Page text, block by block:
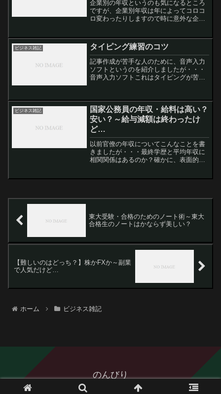
企業別の年収というのも気になるところ
ですが、企業別年収は年によってコロコ
ロ変わったりしますので時に意外な企業
す。スクウェア・エニックスというとフ
ァイナルファンタジー...
ビジネス雑記 タイピング練習のコツ
記事作成が苦手な人のために、音声入力
ソフトというのを紹介しましたが・・・
音声入力ソフトこれはタイピングが苦手
いるわけにはいきません。タイピングも
できた方がいいに決まって...
ビジネス雑記
国家公務員の年収・給料は高い？
安い？～給与減額は終わったけ
ど…
以前官僚の年収についてこんなことを書
きましたが・・・最終学歴と平均年収に
相関関係はあるのか？確かに、表面的な
東大受験・合格のためのノート術～東大
合格生のノートはかならず美しい？
【難しいのはどっち？】株かFXか～副業
で人気だけど…
ホーム ビジネス雑記
のんびり
© 2014 のんびり.